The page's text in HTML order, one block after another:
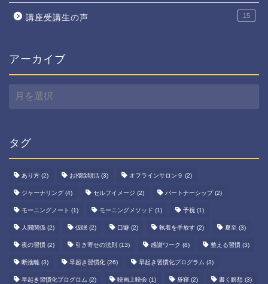
講座受講生の声 15
アーカイブ
ー
ブ
タグ
あり方 (2) お掃除朝活 (3) オフラインサロン９ (2)
ジャーナリング (4) セルフイメージ (2) パートナーシップ (2)
モーニングノート (1) モーニングメソッド (1) 予祝 (1)
人間関係 (2) 仮眠 (2) 口癖 (2) 執着を手放す (2) 夏至 (3)
夜の習慣 (2) 引き寄せの法則 (13) 感謝ワーク (8) 整える習慣 (3)
断捨離 (3) 早起き習慣化 (26) 早起き習慣化プログラム (3)
早起き習慣化プログロム (2) 映画上映会 (1) 昼寝 (2) 書く瞑想 (3)